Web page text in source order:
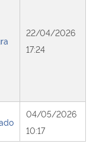
22/04/2026
17:24
04/05/2026
10:17